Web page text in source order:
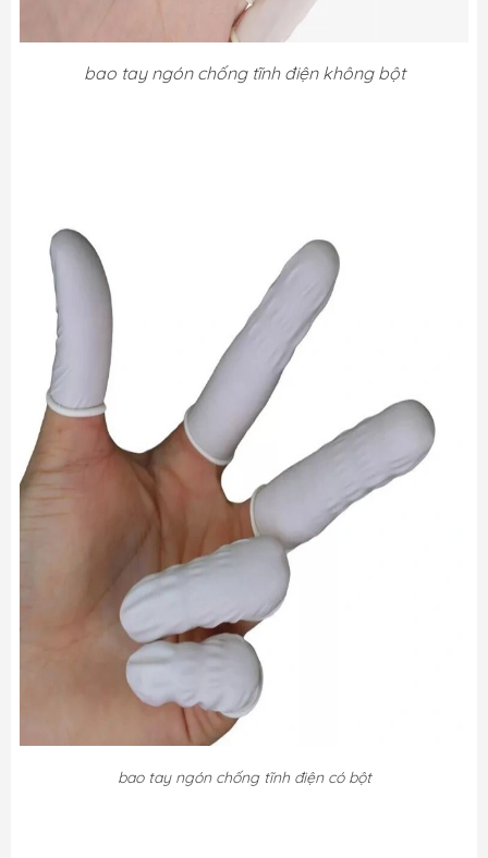
bao tay ngón chống tĩnh điện không bột
bao tay ngón chống tĩnh điện có bột